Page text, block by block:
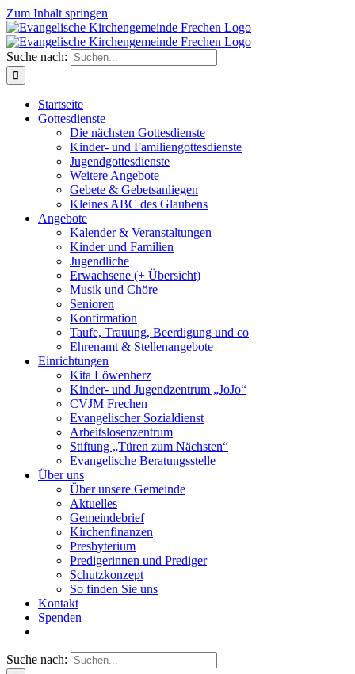
Zum Inhalt springen
Suche nach:
Startseite
Gottesdienste
Die nächsten Gottesdienste
Kinder- und Familiengottesdienste
Jugendgottesdienste
Weitere Angebote
Gebete & Gebetsanliegen
Kleines ABC des Glaubens
Angebote
Kalender & Veranstaltungen
Kinder und Familien
Jugendliche
Erwachsene (+ Übersicht)
Musik und Chöre
Senioren
Konfirmation
Taufe, Trauung, Beerdigung und co
Ehrenamt & Stellenangebote
Einrichtungen
Kita Löwenherz
Kinder- und Jugendzentrum „JoJo“
CVJM Frechen
Evangelischer Sozialdienst
Arbeitslosenzentrum
Stiftung „Türen zum Nächsten“
Evangelische Beratungsstelle
Über uns
Über unsere Gemeinde
Aktuelles
Gemeindebrief
Kirchenfinanzen
Presbyterium
Predigerinnen und Prediger
Schutzkonzept
So finden Sie uns
Kontakt
Spenden
Suche nach: